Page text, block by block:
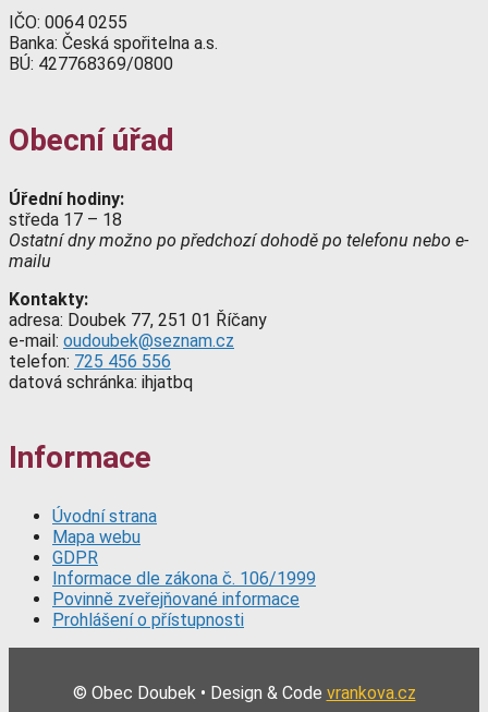
IČO: 0064 0255
Banka: Česká spořitelna a.s.
BÚ: 427768369/0800
Obecní úřad
Úřední hodiny:
středa 17 – 18
Ostatní dny možno po předchozí dohodě po telefonu nebo e-
mailu
Kontakty:
adresa: Doubek 77, 251 01 Říčany
e-mail: oudoubek@seznam.cz
telefon: 725 456 556
datová schránka: ihjatbq
Informace
Úvodní strana
Mapa webu
GDPR
Informace dle zákona č. 106/1999
Povinně zveřejňované informace
Prohlášení o přístupnosti
© Obec Doubek • Design & Code vrankova.cz